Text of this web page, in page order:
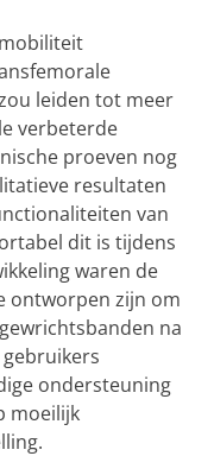
leiden tot meer
verbeterde
proeven nog
resultaten
van
dit is tijdens
waren de
ontworpen zijn om
na
ondersteuning
moeilijk